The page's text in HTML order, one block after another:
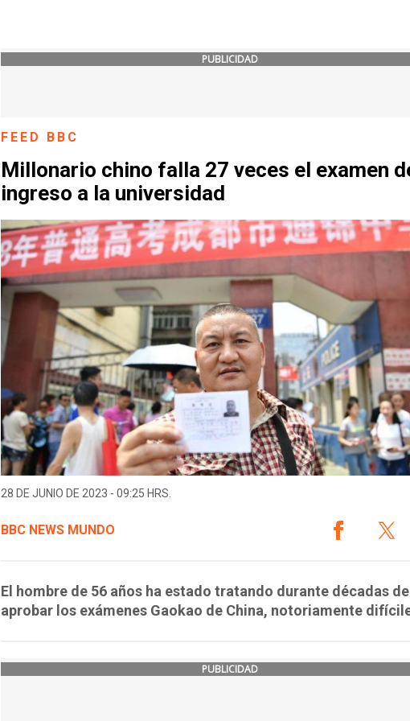
PUBLICIDAD
FEED BBC
Millonario chino falla 27 veces el examen
ingreso a la universidad
28 DE JUNIO DE 2023 - 09:25 HRS.
BBC NEWS MUNDO
El hombre de 56 años ha estado tratando durante décadas de
aprobar los exámenes Gaokao de China, notoriamente
PUBLICIDAD